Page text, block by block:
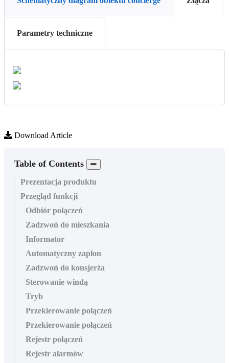
Parametry techniczne
Download Article
Table of Contents
Prezentacja produktu
Przegląd funkcji
Odbiór połączeń
Zadzwoń do mieszkania
Informator
Automatyczny zapłon
Zadzwoń do konsjerża
Sterowanie windą
Tryb
Przekierowanie połączeń
Przekierowanie połączeń
Rejestr połączeń
Rejestr alarmów